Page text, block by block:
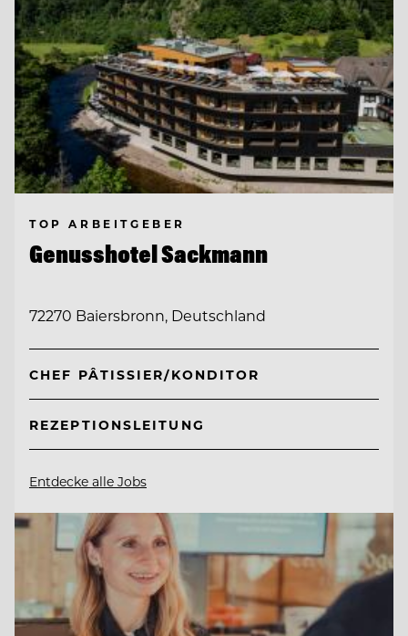
TOP ARBEITGEBER
Genusshotel Sackmann
72270 Baiersbronn, Deutschland
CHEF PÂTISSIER/KONDITOR
REZEPTIONSLEITUNG
Entdecke alle Jobs